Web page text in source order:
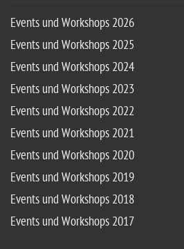
Events und Workshops 2026
Events und Workshops 2025
Events und Workshops 2024
Events und Workshops 2023
Events und Workshops 2022
Events und Workshops 2021
Events und Workshops 2020
Events und Workshops 2019
Events und Workshops 2018
Events und Workshops 2017